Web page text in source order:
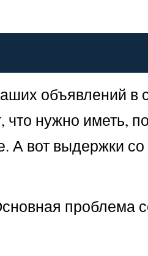
объявлений в
что нужно иметь,
А вот выдержки со
проблема